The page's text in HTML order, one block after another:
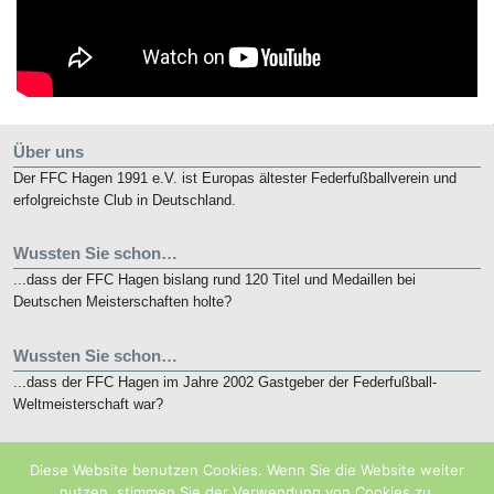
Über uns
Der FFC Hagen 1991 e.V. ist Europas ältester Federfußballverein und
erfolgreichste Club in Deutschland.
Wussten Sie schon…
...dass der FFC Hagen bislang rund 120 Titel und Medaillen bei
Deutschen Meisterschaften holte?
Wussten Sie schon…
...dass der FFC Hagen im Jahre 2002 Gastgeber der Federfußball-
Weltmeisterschaft war?
Die nunmehr 10. French Open finden vom 19. bis 21. Mai 2018 in
Diese Website benutzen Cookies. Wenn Sie die Website weiter